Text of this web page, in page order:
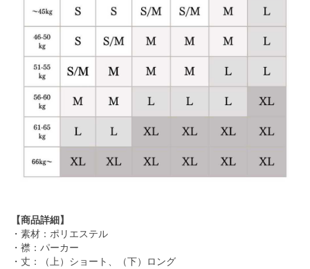
【商品詳細】
・素材：ポリエステル
・襟：パーカー
・丈：（上）ショート、（下）ロング